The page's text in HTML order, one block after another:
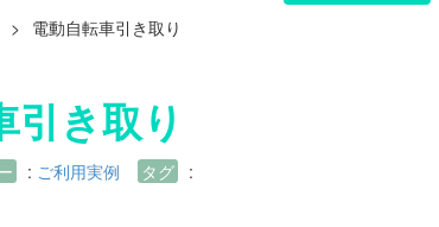
> 電動自転車引き取り
引き取り
: ご利用実例 タグ
: